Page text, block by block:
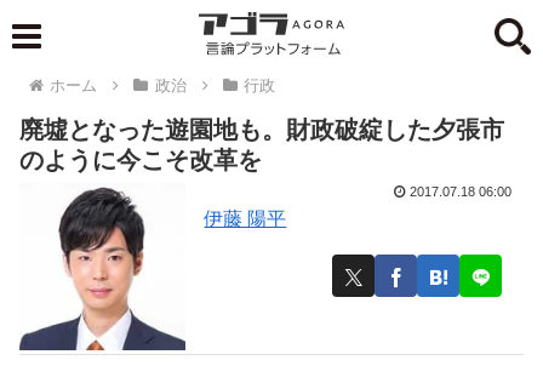
ホーム 政治 行政
廃墟となった遊園地も。財政破綻した夕張市
のように今こそ改革を
伊藤 陽平
2017.07.18 06:00